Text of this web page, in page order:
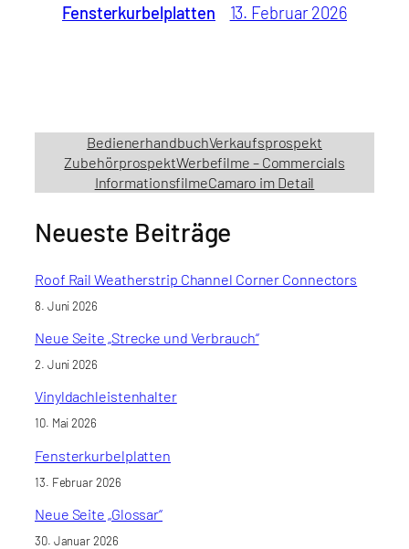
Fensterkurbelplatten 13. Februar 2026
BedienerhandbuchVerkaufsprospekt
ZubehörprospektWerbefilme – Commercials
InformationsfilmeCamaro im Detail
Neueste Beiträge
Roof Rail Weatherstrip Channel Corner Connectors
8. Juni 2026
Neue Seite „Strecke und Verbrauch“
2. Juni 2026
Vinyldachleistenhalter
10. Mai 2026
Fensterkurbelplatten
13. Februar 2026
Neue Seite „Glossar“
30. Januar 2026